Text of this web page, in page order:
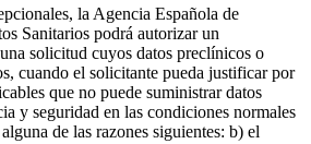
la Agencia Española de
Sanitarios podrá autorizar un
solicitud cuyos datos preclínicos o
cuando el solicitante pueda justificar por
que no puede suministrar datos
y seguridad en las condiciones normales
de las razones siguientes: b) el